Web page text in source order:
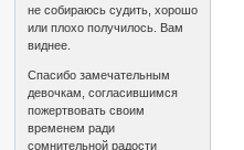
не собираюсь судить, хорошо
или плохо получилось. Вам
виднее.
Спасибо замечательным
девочкам, согласившимся
пожертвовать своим
временем ради
сомнительной радости